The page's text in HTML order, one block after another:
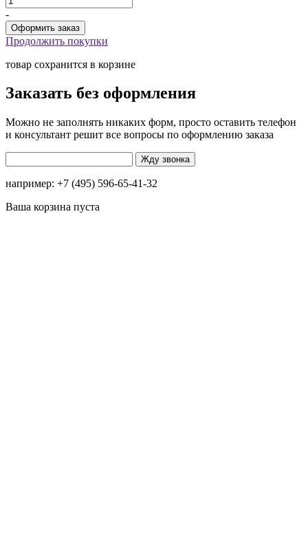
-
Продолжить покупки
товар сохранится в корзине
Заказать без оформления
Можно не заполнять никаких форм, просто оставить телефон
и консультант решит все вопросы по оформлению заказа
например: +7 (495) 596-65-41-32
Ваша корзина пуста